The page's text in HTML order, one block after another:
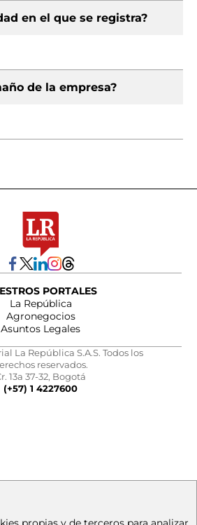
en el que se registra?
de la empresa?
PORTALES
La República
Agronegocios
Asuntos Legales
La República S.A.S. Todos los
reservados.
13a 37-32, Bogotá
(+57) 1 4227600